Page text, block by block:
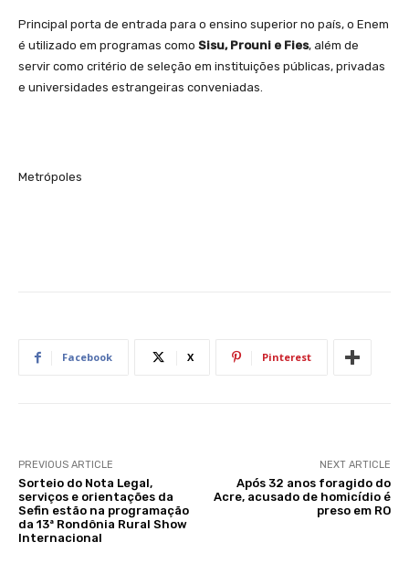
Principal porta de entrada para o ensino superior no país, o Enem
é utilizado em programas como Sisu, Prouni e Fies, além de
servir como critério de seleção em instituições públicas, privadas
e universidades estrangeiras conveniadas.
Metrópoles
Facebook X Pinterest
PREVIOUS ARTICLE
Sorteio do Nota Legal,
serviços e orientações da
Sefin estão na programação
da 13ª Rondônia Rural Show
Internacional
NEXT ARTICLE
Após 32 anos foragido do
Acre, acusado de homicídio é
preso em RO